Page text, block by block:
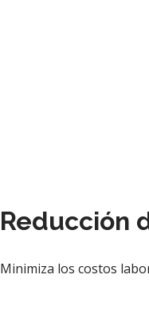
Reducción
Minimiza los costos